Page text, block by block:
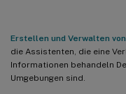
Erstellen und Verwalten
die Assistenten, die eine
Informationen behandeln
Umgebungen sind.